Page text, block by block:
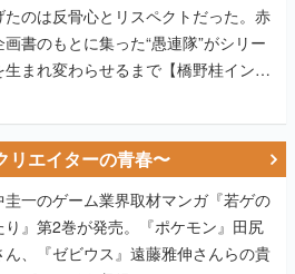
ー】
リエイターの青春〜
圭一のゲーム業界取材マンガ『若ゲの
り』第2巻が発売。『ポケモン』田尻
ん、『ゼビウス』遠藤雅伸さんらの貴
エピソードを収録
圭一連載：アイマス/ガンダム 戦場